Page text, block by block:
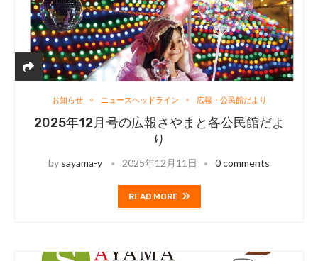
お知らせ ニュースヘッドライン 広報・公民館だより
2025年12月号の広報さやまと各公民館だよ
り
by sayama-y 2025年12月11日 0 comments
READ MORE